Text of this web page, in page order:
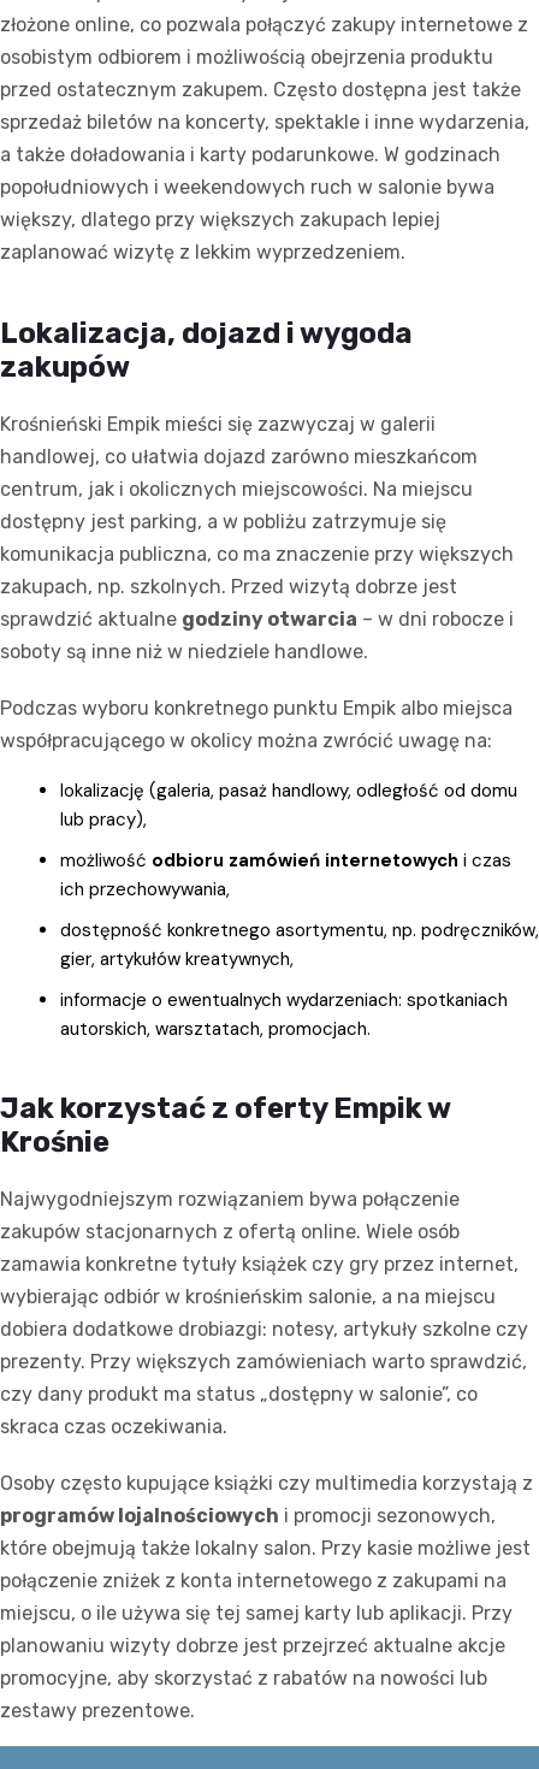
złożone online, co pozwala połączyć zakupy internetowe z
osobistym odbiorem i możliwością obejrzenia produktu
przed ostatecznym zakupem. Często dostępna jest także
sprzedaż biletów na koncerty, spektakle i inne wydarzenia,
a także doładowania i karty podarunkowe. W godzinach
popołudniowych i weekendowych ruch w salonie bywa
większy, dlatego przy większych zakupach lepiej
zaplanować wizytę z lekkim wyprzedzeniem.
Lokalizacja, dojazd i wygoda
zakupów
Krośnieński Empik mieści się zazwyczaj w galerii
handlowej, co ułatwia dojazd zarówno mieszkańcom
centrum, jak i okolicznych miejscowości. Na miejscu
dostępny jest parking, a w pobliżu zatrzymuje się
komunikacja publiczna, co ma znaczenie przy większych
zakupach, np. szkolnych. Przed wizytą dobrze jest
sprawdzić aktualne godziny otwarcia – w dni robocze i
soboty są inne niż w niedziele handlowe.
Podczas wyboru konkretnego punktu Empik albo miejsca
współpracującego w okolicy można zwrócić uwagę na:
lokalizację (galeria, pasaż handlowy, odległość od domu
lub pracy),
możliwość odbioru zamówień internetowych i czas
ich przechowywania,
dostępność konkretnego asortymentu, np. podręczników,
gier, artykułów kreatywnych,
informacje o ewentualnych wydarzeniach: spotkaniach
autorskich, warsztatach, promocjach.
Jak korzystać z oferty Empik w
Krośnie
Najwygodniejszym rozwiązaniem bywa połączenie
zakupów stacjonarnych z ofertą online. Wiele osób
zamawia konkretne tytuły książek czy gry przez internet,
wybierając odbiór w krośnieńskim salonie, a na miejscu
dobiera dodatkowe drobiazgi: notesy, artykuły szkolne czy
prezenty. Przy większych zamówieniach warto sprawdzić,
czy dany produkt ma status „dostępny w salonie”, co
skraca czas oczekiwania.
Osoby często kupujące książki czy multimedia korzystają z
programów lojalnościowych i promocji sezonowych,
które obejmują także lokalny salon. Przy kasie możliwe jest
połączenie zniżek z konta internetowego z zakupami na
miejscu, o ile używa się tej samej karty lub aplikacji. Przy
planowaniu wizyty dobrze jest przejrzeć aktualne akcje
promocyjne, aby skorzystać z rabatów na nowości lub
zestawy prezentowe.